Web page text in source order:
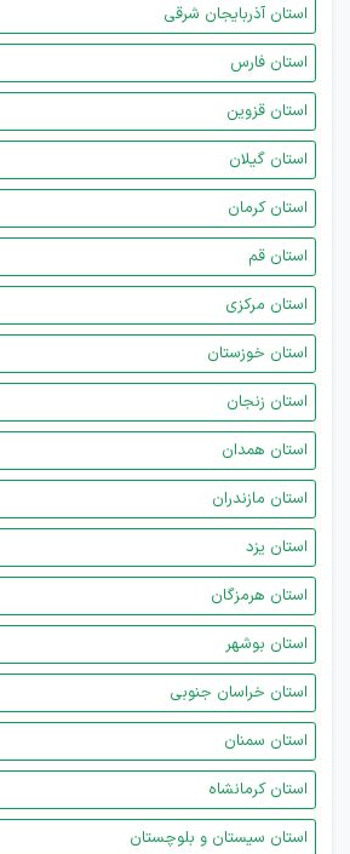
استان آذربایجان شرقی
استان فارس
استان قزوین
استان گیلان
استان کرمان
استان قم
استان مرکزی
استان خوزستان
استان زنجان
استان همدان
استان مازندران
استان یزد
استان هرمزگان
استان بوشهر
استان خراسان جنوبی
استان سمنان
استان کرمانشاه
استان سیستان و بلوچستان